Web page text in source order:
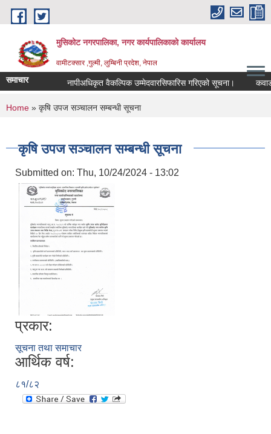
Skip to main content
मुसिकोट नगरपालिका, नगर कार्यपालिकाकाे कार्यालय
वामीटक्सार ,गुल्मी, लुम्बिनी प्रदेश, नेपाल
समाचार नापीअधिकृत वैकल्पिक उम्मेदवारसिफारिस गरिएको सूचना। कवाडी
You are here
Home » कृषि उपज सञ्चालन सम्बन्धी सूचना
कृषि उपज सञ्चालन सम्बन्धी सूचना
Submitted on: Thu, 10/24/2024 - 13:02
प्रकार:
सूचना तथा समाचार
आर्थिक वर्ष:
८१/८२